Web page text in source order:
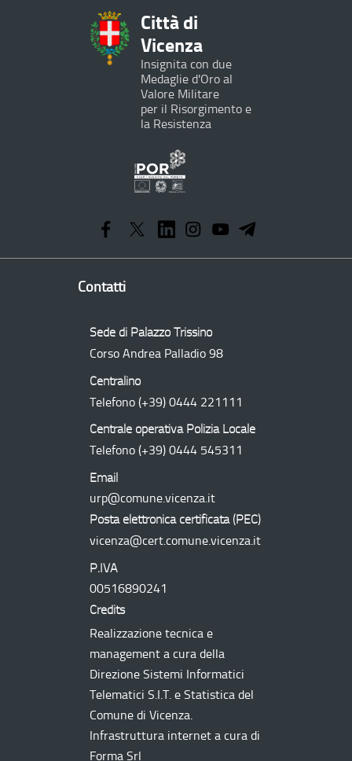
Città di
Vicenza
Insignita con due
Medaglie d'Oro al
Valore Militare
per il Risorgimento e
la Resistenza
Operativo
Regionale
Contatti
Sede di Palazzo Trissino
Corso Andrea Palladio 98
Centralino
Telefono (+39) 0444 221111
Centrale operativa Polizia Locale
Telefono (+39) 0444 545311
Email
urp@comune.vicenza.it
Posta elettronica certificata (PEC)
vicenza@cert.comune.vicenza.it
P.IVA
00516890241
Credits
Realizzazione tecnica e
management a cura della
Direzione Sistemi Informatici
Telematici S.I.T. e Statistica del
Comune di Vicenza.
Infrastruttura internet a cura di
Forma Srl